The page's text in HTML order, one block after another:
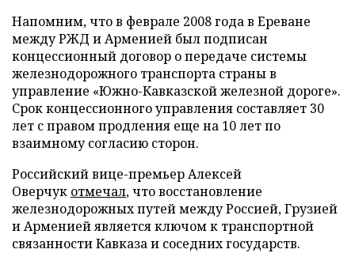
Напомним, что в феврале 2008 года в Ереване
между РЖД и Арменией был подписан
концессионный договор о передаче системы
железнодорожного транспорта страны в
управление «Южно-Кавказской железной дороге».
Срок концессионного управления составляет 30
лет с правом продления еще на 10 лет по
взаимному согласию сторон.
Российский вице-премьер Алексей
Оверчук отмечал, что восстановление
железнодорожных путей между Россией, Грузией
и Арменией является ключом к транспортной
связанности Кавказа и соседних государств.